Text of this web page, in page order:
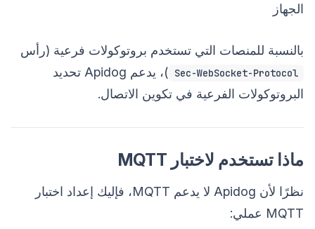
الجهاز
بالنسبة للمنصات التي تستخدم بروتوكولات فرعية (رأس
Sec-WebSocket-Protocol
)، يدعم Apidog تحديد
البروتوكولات الفرعية في تكوين الاتصال.
ماذا تستخدم لاختبار MQTT
نظرًا لأن Apidog لا يدعم MQTT، فإليك إعداد اختبار
MQTT عملي: